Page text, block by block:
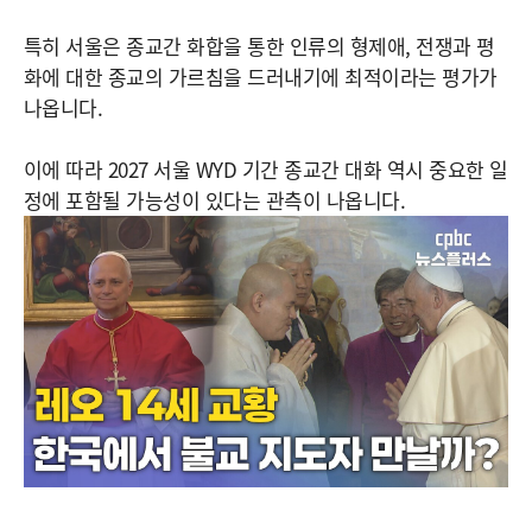
특히 서울은 종교간 화합을 통한 인류의 형제애, 전쟁과 평
화에 대한 종교의 가르침을 드러내기에 최적이라는 평가가
나옵니다.
이에 따라 2027 서울 WYD 기간 종교간 대화 역시 중요한 일
정에 포함될 가능성이 있다는 관측이 나옵니다.